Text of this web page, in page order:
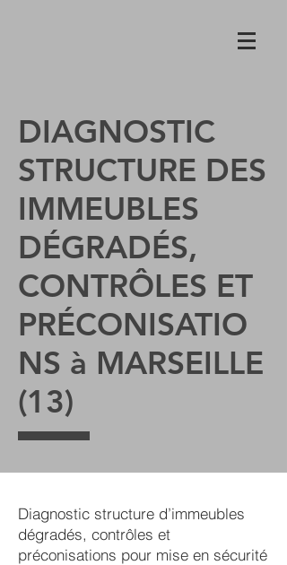
DIAGNOSTIC
STRUCTURE DES
IMMEUBLES
DÉGRADÉS,
CONTRÔLES ET
PRÉCONISATIO
NS à MARSEILLE
(13)
Diagnostic structure d’immeubles
dégradés, contrôles et
préconisations pour mise en sécurité